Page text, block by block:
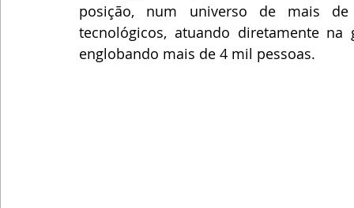
posição, num universo de mais
tecnológicos, atuando diretamente
englobando mais de 4 mil pessoas.